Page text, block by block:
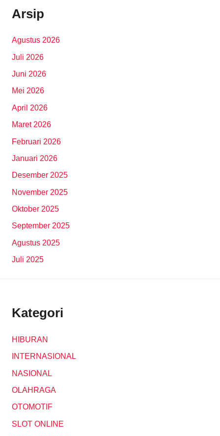
Arsip
Agustus 2026
Juli 2026
Juni 2026
Mei 2026
April 2026
Maret 2026
Februari 2026
Januari 2026
Desember 2025
November 2025
Oktober 2025
September 2025
Agustus 2025
Juli 2025
Kategori
HIBURAN
INTERNASIONAL
NASIONAL
OLAHRAGA
OTOMOTIF
SLOT ONLINE